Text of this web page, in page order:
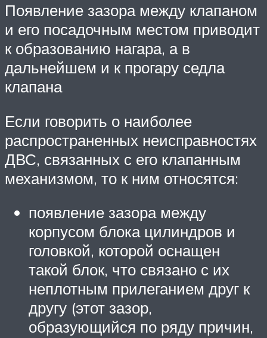
Появление зазора между клапаном
и его посадочным местом приводит
к образованию нагара, а в
дальнейшем и к прогару седла
клапана
Если говорить о наиболее
распространенных неисправностях
ДВС, связанных с его клапанным
механизмом, то к ним относятся:
появление зазора между
корпусом блока цилиндров и
головкой, которой оснащен
такой блок, что связано с их
неплотным прилеганием друг к
другу (этот зазор,
образующийся по ряду причин,